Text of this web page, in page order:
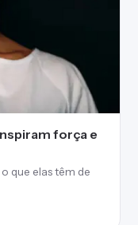
força e
que elas têm de